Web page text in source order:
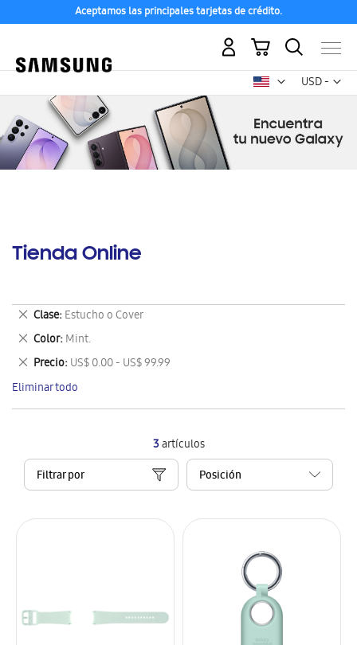
Aceptamos las principales tarjetas de crédito.
USD -
dólar
Mi carrito
Tienda Online
3artículos
Filtrar por
Clase Estucho o Cover
Eliminar
este
artículo
Color Mint.
Eliminar
este
artículo
Precio US$ 0.00 - US$ 99.99
Eliminar
este
artículo
Eliminar todo